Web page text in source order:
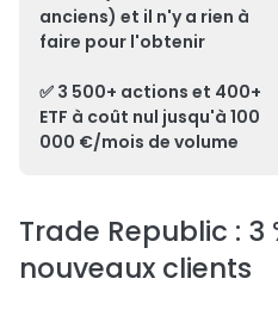
anciens) et il n'y a rien à
faire pour l'obtenir
✅ 3 500+ actions et 400+
ETF à coût nul jusqu'à 100
000 €/mois de volume
Trade Republic : 3
nouveaux clients